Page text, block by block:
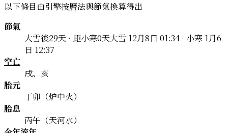
以下條目由引擎按曆法與節氣換算得出
節氣
大雪後29天 · 距小寒0天大雪 12月8日 01:34 · 小寒 1月6
日 12:37
空亡
戌、亥
胎元
丁卯（炉中火）
胎息
丙午（天河水）